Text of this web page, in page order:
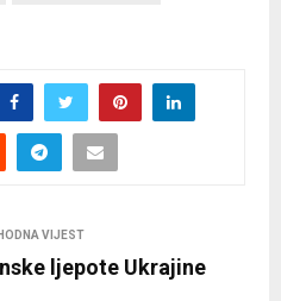
VIJEST
ljepote Ukrajine